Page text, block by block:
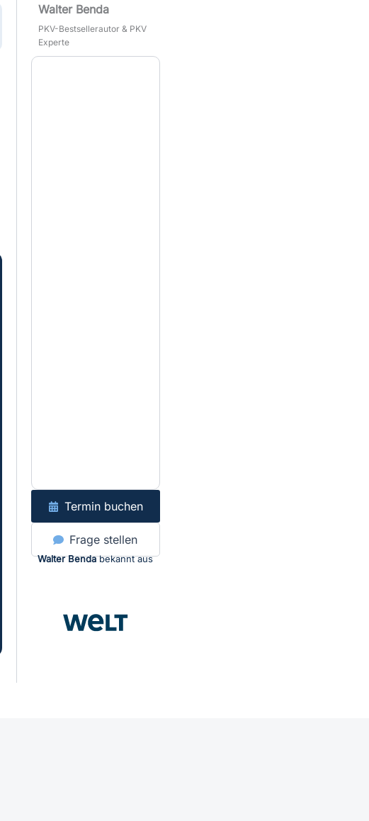
Walter Benda
PKV-Bestsellerautor & PKV
Experte
Termin buchen
Frage stellen
Walter Bendabekannt aus